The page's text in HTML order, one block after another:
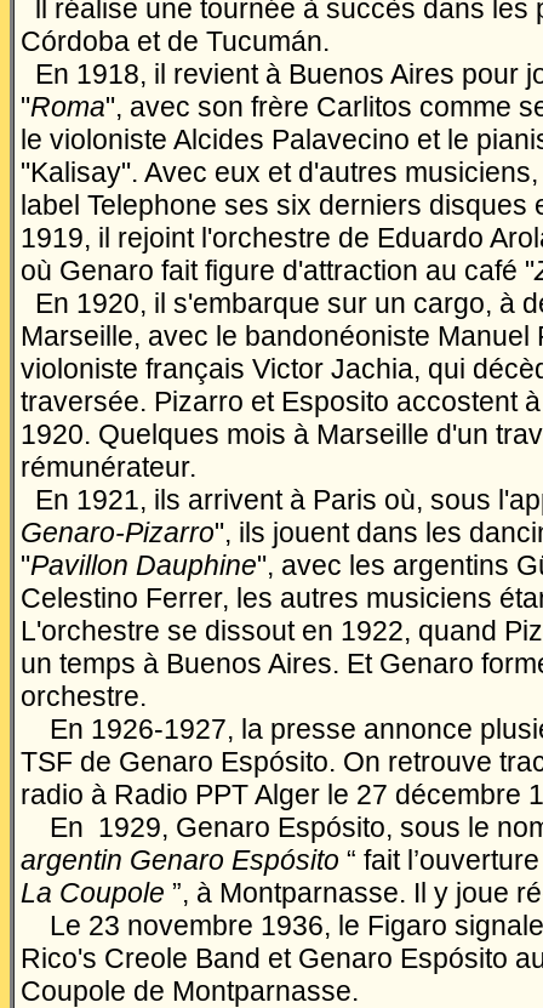
ll réalise une tournée à succès dans les
Córdoba et de Tucumán.
En 1918, il revient à Buenos Aires pour
"Roma", avec son frère Carlitos comme
le violoniste Alcides Palavecino et le
"Kalisay". Avec eux et d'autres
label Telephone ses six derniers disques
1919, il rejoint l'orchestre de Eduardo
où Genaro fait figure d'attraction au café "
En 1920, il s'embarque sur un cargo, à
Marseille, avec le bandonéoniste Manuel
violoniste français Victor Jachia, qui
traversée. Pizarro et Esposito accostent
1920. Quelques mois à Marseille d'un
rémunérateur.
En 1921, ils arrivent à Paris où, sous
Genaro-Pizarro", ils jouent dans les
"Pavillon Dauphine", avec les argentins
Celestino Ferrer, les autres musiciens
L'orchestre se dissout en 1922, quand
un temps à Buenos Aires. Et Genaro
orchestre.
En 1926-1927, la presse annonce
TSF de Genaro Espósito. On retrouve
radio à Radio PPT Alger le 27 décembre
En 1929, Genaro Espósito, sous le
argentin Genaro Espósito “ fait
La Coupole ”, à Montparnasse. Il y joue
Le 23 novembre 1936, le Figaro
Rico's Creole Band et Genaro Espósito
Coupole de Montparnasse.